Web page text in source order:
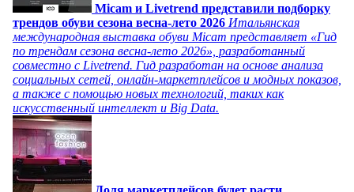
Micam и Livetrend представили подборку
трендов обуви сезона весна-лето 2026 Итальянская
международная выставка обуви Micam представляет «Гид
по трендам сезона весна-лето 2026», разработанный
совместно с Livetrend. Гид разработан на основе анализа
социальных сетей, онлайн-маркетплейсов и модных показов,
а также с помощью новых технологий, таких как
искусственный интеллект и Big Data.